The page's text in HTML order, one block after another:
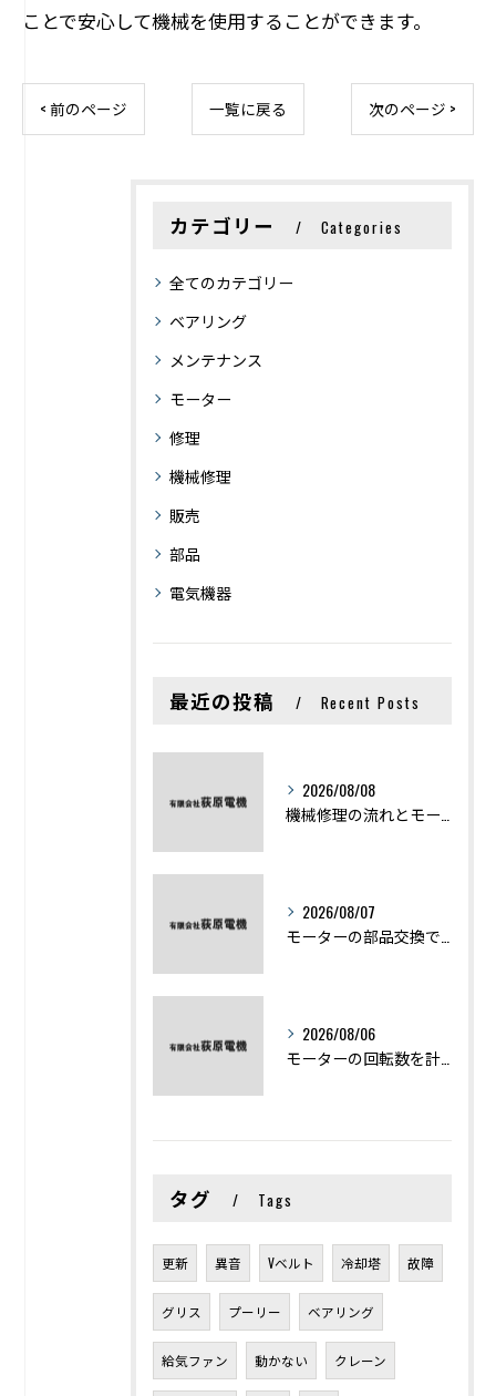
ことで安心して機械を使用することができます。
< 前のページ 一覧に戻る 次のページ >
カテゴリー Categories
全てのカテゴリー
ベアリング
メンテナンス
モーター
修理
機械修理
販売
部品
電気機器
最近の投稿 Recent Posts
2026/08/08
2026/08/07
2026/08/06
タグ Tags
更新 異音 Vベルト 冷却塔 故障
グリス プーリー ベアリング
給気ファン 動かない クレーン